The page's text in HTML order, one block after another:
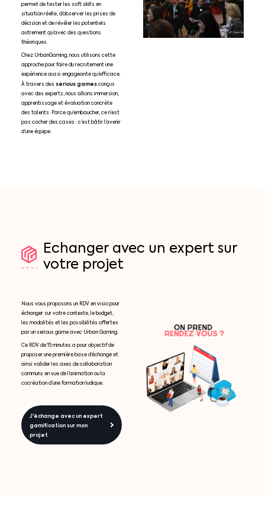
permet de tester les soft skills en
situation réelle, d’observer les prises de
décision et de révéler les potentiels
autrement qu’avec des questions
théoriques.
Chez UrbanGaming, nous utilisons cette
approche pour faire du recrutement une
expérience aussi engageante qu’efficace.
À travers des serious gamesconçus
avec des experts, nous allions immersion,
apprentissage et évaluation concrète
des talents. Parce qu’embaucher, ce n’est
pas cocher des cases : c’est bâtir l’avenir
d’une équipe.
Echanger avec un expert sur
votre projet
Nous vous proposons un RDV en visio pour
échanger sur votre contexte, le budget,
les modalités et les possibilités offertes
par un serious game avec Urban Gaming.
Ce RDV de 15 minutes a pour objectif de
proposer une première base d’échange et
ainsi valider les axes de collaboration
communs en vue de l’animation ou la
cocréation d’une formation ludique.
J'échange avec un expert
gamification sur mon
projet